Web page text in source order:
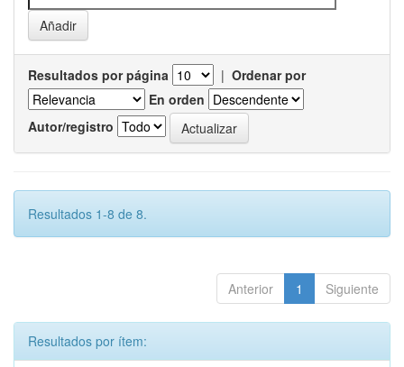
Resultados por página | Ordenar por
En orden
Autor/registro
Resultados 1-8 de 8.
Anterior 1 Siguiente
Resultados por ítem: